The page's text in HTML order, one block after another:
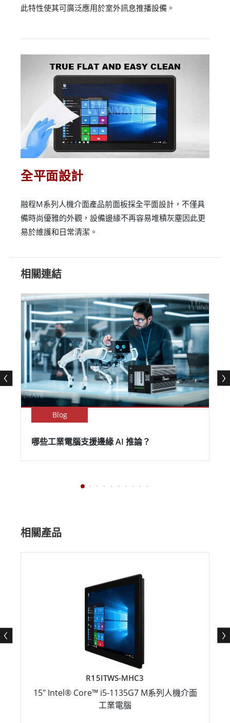
此特性使其可廣泛應用於室外訊息推播設備。
全平面設計
融程M系列人機介面產品前面板採全平面設計，不僅具
備時尚優雅的外觀，設備邊緣不再容易堆積灰塵因此更
易於維護和日常清潔。
相關連結
Blog
哪些工業電腦支援邊緣 AI 推論？
相關產品
R15ITWS-MHC3
15" Intel® Core™ i5-1135G7 M系列人機介面
工業電腦